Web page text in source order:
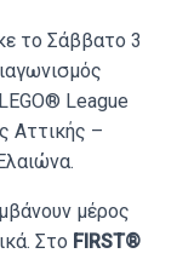
το Σάββατο 3
League
Αττικής –
μέρος
Στο FIRST®